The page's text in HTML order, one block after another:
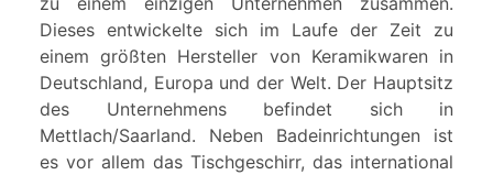
Dieses entwickelte sich im Laufe der Zeit zu
einem größten Hersteller von Keramikwaren in
Deutschland, Europa und der Welt. Der Hauptsitz
des Unternehmens befindet sich in
Mettlach/Saarland. Neben Badeinrichtungen ist
es vor allem das Tischgeschirr, das international